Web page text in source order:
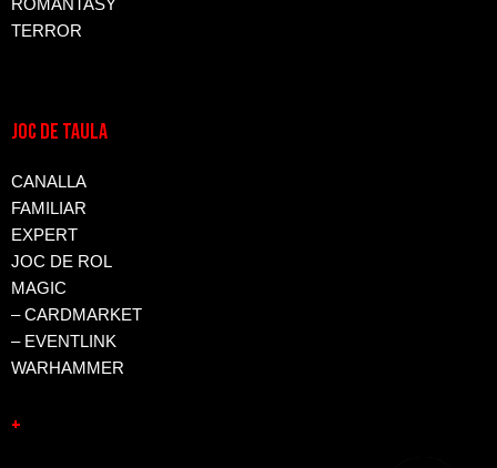
ROMANTASY
TERROR
JOC DE TAULA
CANALLA
FAMILIAR
EXPERT
JOC DE ROL
MAGIC
– CARDMARKET
– EVENTLINK
WARHAMMER
+